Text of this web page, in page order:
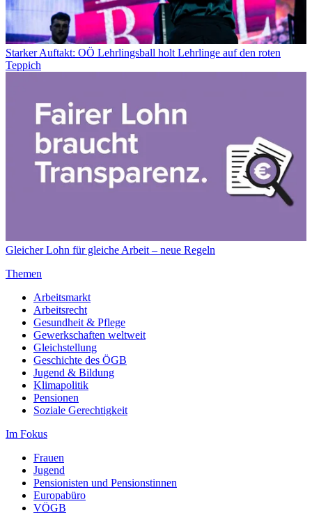
Starker Auftakt: OÖ Lehrlingsball holt Lehrlinge auf den roten
Teppich
Gleicher Lohn für gleiche Arbeit – neue Regeln
Themen
Arbeitsmarkt
Arbeitsrecht
Gesundheit & Pflege
Gewerkschaften weltweit
Gleichstellung
Geschichte des ÖGB
Jugend & Bildung
Klimapolitik
Pensionen
Soziale Gerechtigkeit
Im Fokus
Frauen
Jugend
Pensionisten und Pensionstinnen
Europabüro
VÖGB